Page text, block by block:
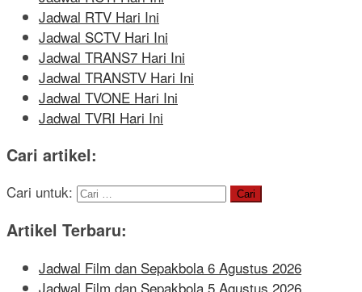
Jadwal RTV Hari Ini
Jadwal SCTV Hari Ini
Jadwal TRANS7 Hari Ini
Jadwal TRANSTV Hari Ini
Jadwal TVONE Hari Ini
Jadwal TVRI Hari Ini
Cari artikel:
Cari untuk:
Artikel Terbaru:
Jadwal Film dan Sepakbola 6 Agustus 2026
Jadwal Film dan Sepakbola 5 Agustus 2026